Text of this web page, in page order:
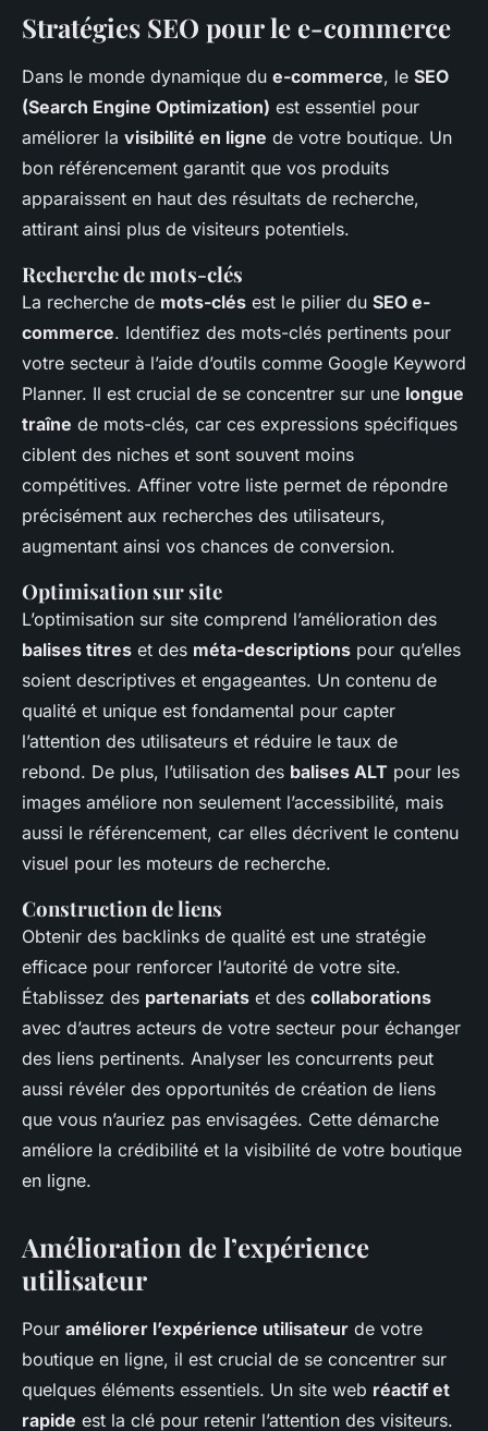
Stratégies SEO pour le e-commerce
Dans le monde dynamique du e-commerce, le SEO
(Search Engine Optimization) est essentiel pour
améliorer la visibilité en ligne de votre boutique. Un
bon référencement garantit que vos produits
apparaissent en haut des résultats de recherche,
attirant ainsi plus de visiteurs potentiels.
Recherche de mots-clés
La recherche de mots-clés est le pilier du SEO e-
commerce. Identifiez des mots-clés pertinents pour
votre secteur à l’aide d’outils comme Google Keyword
Planner. Il est crucial de se concentrer sur une longue
traîne de mots-clés, car ces expressions spécifiques
ciblent des niches et sont souvent moins
compétitives. Affiner votre liste permet de répondre
précisément aux recherches des utilisateurs,
augmentant ainsi vos chances de conversion.
Optimisation sur site
L’optimisation sur site comprend l’amélioration des
balises titres et des méta-descriptions pour qu’elles
soient descriptives et engageantes. Un contenu de
qualité et unique est fondamental pour capter
l’attention des utilisateurs et réduire le taux de
rebond. De plus, l’utilisation des balises ALT pour les
images améliore non seulement l’accessibilité, mais
aussi le référencement, car elles décrivent le contenu
visuel pour les moteurs de recherche.
Construction de liens
Obtenir des backlinks de qualité est une stratégie
efficace pour renforcer l’autorité de votre site.
Établissez des partenariats et des collaborations
avec d’autres acteurs de votre secteur pour échanger
des liens pertinents. Analyser les concurrents peut
aussi révéler des opportunités de création de liens
que vous n’auriez pas envisagées. Cette démarche
améliore la crédibilité et la visibilité de votre boutique
en ligne.
Amélioration de l’expérience
utilisateur
Pour améliorer l’expérience utilisateur de votre
boutique en ligne, il est crucial de se concentrer sur
quelques éléments essentiels. Un site web réactif et
rapide est la clé pour retenir l’attention des visiteurs.